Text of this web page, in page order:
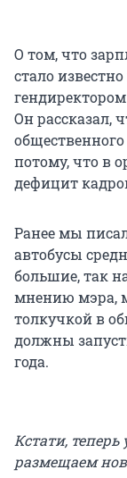
О том, что
стало
Он рассказал,
общественного
потому, что в
дефицит
Ранее мы
автобусы
большие, так
мнению мэра,
толкучкой в
должны
года.
Кстати,
размещаем